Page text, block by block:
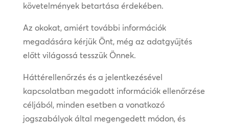
követelmények betartása érdekében.
Az okokat, amiért további információk
megadására kérjük Önt, még az adatgyűjtés
előtt világossá tesszük Önnek.
Háttérellenőrzés és a jelentkezésével
kapcsolatban megadott információk ellenőrzése
céljából, minden esetben a vonatkozó
jogszabályok által megengedett módon, és